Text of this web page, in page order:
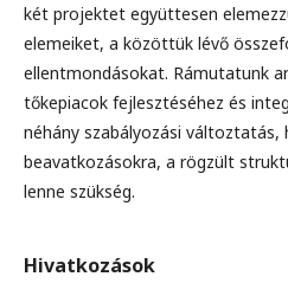
két projektet együttesen
elemeiket, a közöttük lévő
ellentmondásokat. Rámutatunk
tőkepiacok fejlesztéséhez és
néhány szabályozási változtatás,
beavatkozásokra, a rögzült
lenne szükség.
Hivatkozások